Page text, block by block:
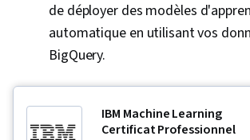
de déployer des modèles
automatique en utilisant vos
BigQuery.
IBM Machine Learning
Certificat Professionnel